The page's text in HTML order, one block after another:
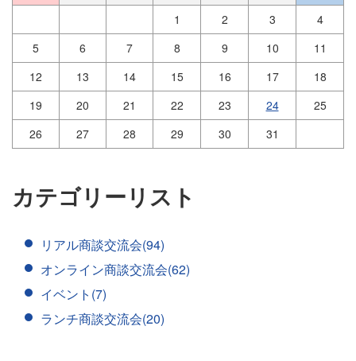
1
2 3
4
5
6 7 8 9 10
11
12
13 14 15 16 17
18
19
20 21 22 23 24
25
26
27 28 29 30 31
カテゴリーリスト
リアル商談交流会(94)
オンライン商談交流会(62)
イベント(7)
ランチ商談交流会(20)